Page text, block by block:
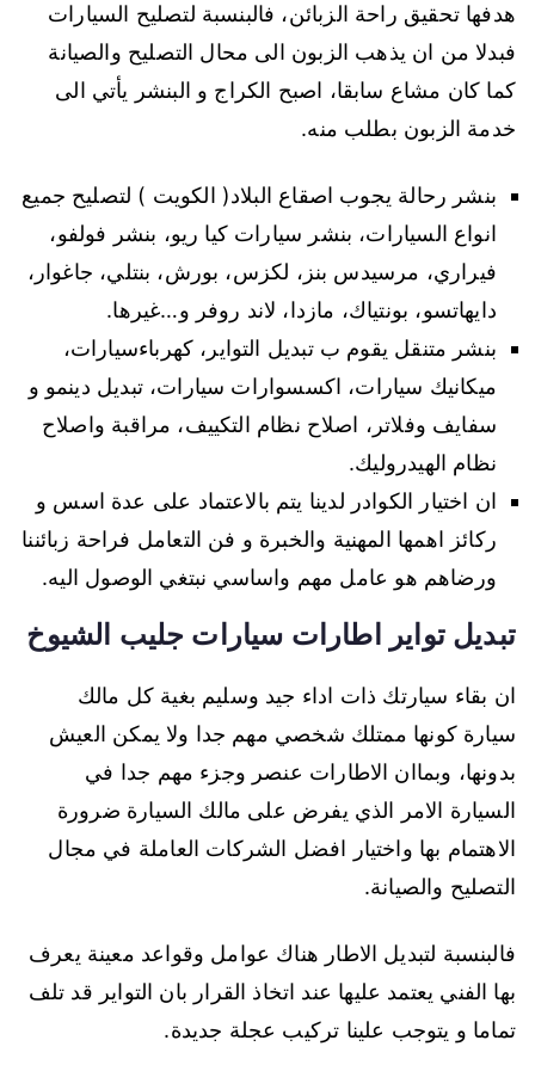
هدفها تحقيق راحة الزبائن، فالبنسبة لتصليح السيارات
فبدلا من ان يذهب الزبون الى محال التصليح والصيانة
كما كان مشاع سابقا، اصبح الكراج و البنشر يأتي الى
خدمة الزبون بطلب منه.
بنشر رحالة يجوب اصقاع البلاد( الكويت ) لتصليح جميع
انواع السيارات، بنشر سيارات كيا ريو، بنشر فولفو،
فيراري، مرسيدس بنز، لكزس، بورش، بنتلي، جاغوار،
دايهاتسو، بونتياك، مازدا، لاند روفر و…غيرها.
بنشر متنقل يقوم ب تبديل التواير، كهرباءسيارات،
ميكانيك سيارات، اكسسوارات سيارات، تبديل دينمو و
سفايف وفلاتر، اصلاح نظام التكييف، مراقبة واصلاح
نظام الهيدروليك.
ان اختيار الكوادر لدينا يتم بالاعتماد على عدة اسس و
ركائز اهمها المهنية والخبرة و فن التعامل فراحة زبائننا
ورضاهم هو عامل مهم واساسي نبتغي الوصول اليه.
تبديل تواير اطارات سيارات جليب الشيوخ
ان بقاء سيارتك ذات اداء جيد وسليم بغية كل مالك
سيارة كونها ممتلك شخصي مهم جدا ولا يمكن العيش
بدونها، وبماان الاطارات عنصر وجزء مهم جدا في
السيارة الامر الذي يفرض على مالك السيارة ضرورة
الاهتمام بها واختيار افضل الشركات العاملة في مجال
التصليح والصيانة.
فالبنسبة لتبديل الاطار هناك عوامل وقواعد معينة يعرف
بها الفني يعتمد عليها عند اتخاذ القرار بان التواير قد تلف
تماما و يتوجب علينا تركيب عجلة جديدة.